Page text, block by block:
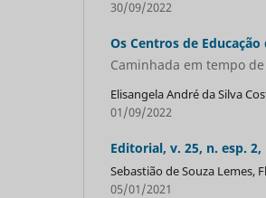
30/09/2022
Os Centros de
Caminhada em tempo
Elisangela André da Silva
01/09/2022
Editorial, v. 25, n. esp. 2,
Sebastião de Souza Lemes,
05/01/2021